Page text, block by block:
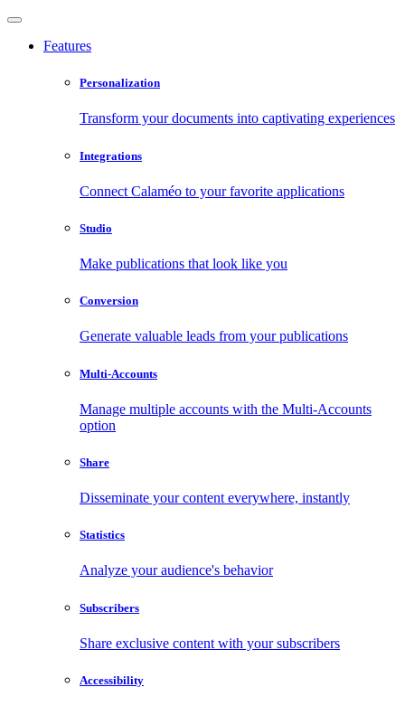
Features
Personalization
Transform your documents into captivating experiences
Integrations
Connect Calaméo to your favorite applications
Studio
Make publications that look like you
Conversion
Generate valuable leads from your publications
Multi-Accounts
Manage multiple accounts with the Multi-Accounts
option
Share
Disseminate your content everywhere, instantly
Statistics
Analyze your audience's behavior
Subscribers
Share exclusive content with your subscribers
Accessibility